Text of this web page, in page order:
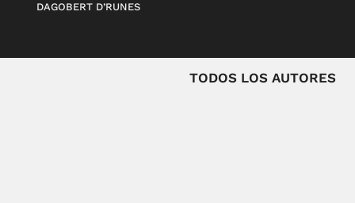
DAGOBERT D’RUNES
TODOS LOS AUTORES